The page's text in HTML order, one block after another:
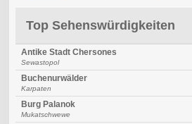
Top Sehenswürdigkeiten
Antike Stadt Chersones
Sewastopol
Buchenurwälder
Karpaten
Burg Palanok
Mukatschwewe